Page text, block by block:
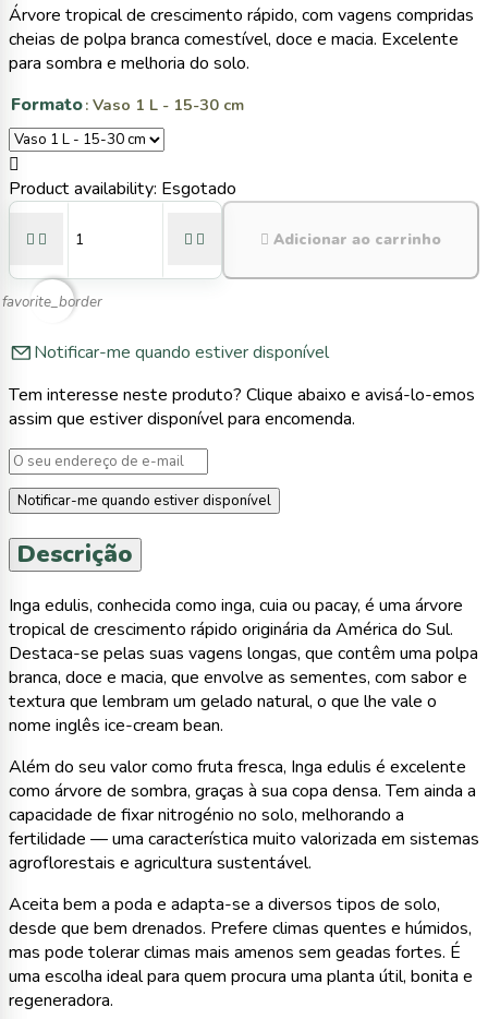
Árvore tropical de crescimento rápido, com vagens compridas
cheias de polpa branca comestível, doce e macia. Excelente
para sombra e melhoria do solo.
Formato : Vaso 1 L - 15-30 cm

Product availability: Esgotado
     Adicionar ao carrinho
favorite_border
Notificar-me quando estiver disponível
Tem interesse neste produto? Clique abaixo e avisá-lo-emos
assim que estiver disponível para encomenda.
Notificar-me quando estiver disponível
Descrição
Inga edulis, conhecida como inga, cuia ou pacay, é uma árvore
tropical de crescimento rápido originária da América do Sul.
Destaca-se pelas suas vagens longas, que contêm uma polpa
branca, doce e macia, que envolve as sementes, com sabor e
textura que lembram um gelado natural, o que lhe vale o
nome inglês ice-cream bean.
Além do seu valor como fruta fresca, Inga edulis é excelente
como árvore de sombra, graças à sua copa densa. Tem ainda a
capacidade de fixar nitrogénio no solo, melhorando a
fertilidade — uma característica muito valorizada em sistemas
agroflorestais e agricultura sustentável.
Aceita bem a poda e adapta-se a diversos tipos de solo,
desde que bem drenados. Prefere climas quentes e húmidos,
mas pode tolerar climas mais amenos sem geadas fortes. É
uma escolha ideal para quem procura uma planta útil, bonita e
regeneradora.